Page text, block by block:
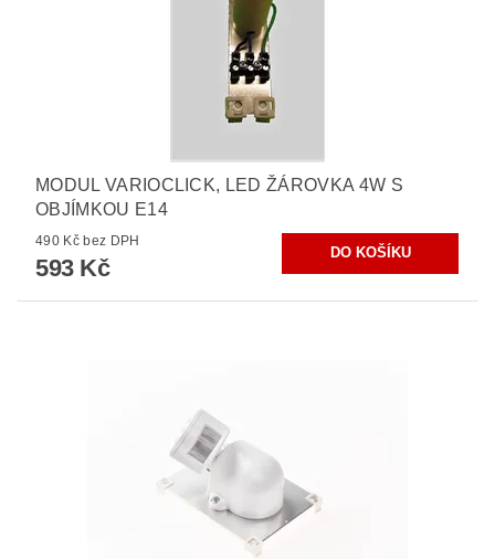
MODUL VARIOCLICK, LED ŽÁROVKA 4W S
OBJÍMKOU E14
490 Kč bez DPH
593 Kč